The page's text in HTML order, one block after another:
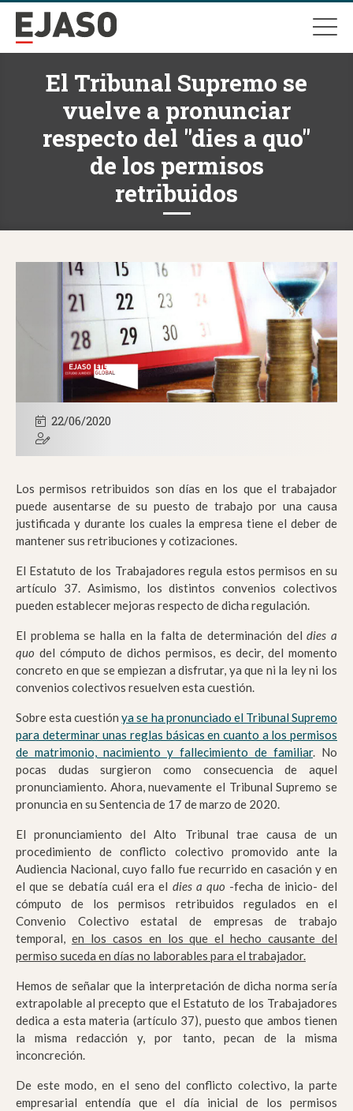
El Tribunal Supremo se
vuelve a pronunciar
respecto del "dies a quo"
de los permisos
retribuidos
22/06/2020
Los permisos retribuidos son días en los que el trabajador
puede ausentarse de su puesto de trabajo por una causa
justificada y durante los cuales la empresa tiene el deber de
mantener sus retribuciones y cotizaciones.
El Estatuto de los Trabajadores regula estos permisos en su
artículo 37. Asimismo, los distintos convenios colectivos
pueden establecer mejoras respecto de dicha regulación.
El problema se halla en la falta de determinación deldies a
quo del cómputo de dichos permisos, es decir, del momento
concreto en que se empiezan a disfrutar, ya que ni la ley ni los
convenios colectivos resuelven esta cuestión.
Sobre esta cuestiónya se ha pronunciado el Tribunal Supremo
para determinar unas reglas básicas en cuanto a los permisos
de matrimonio, nacimiento y fallecimiento de familiar. No
pocas dudas surgieron como consecuencia de aquel
pronunciamiento. Ahora, nuevamente el Tribunal Supremo se
pronuncia en su Sentencia de 17 de marzo de 2020.
El pronunciamiento del Alto Tribunal trae causa de un
procedimiento de conflicto colectivo promovido ante la
Audiencia Nacional, cuyo fallo fue recurrido en casación y en
el que se debatía cuál era el dies a quo -fecha de inicio- del
cómputo de los permisos retribuidos regulados en el
Convenio Colectivo estatal de empresas de trabajo
temporal, en los casos en los que el hecho causante del
permiso suceda en días no laborables para el trabajador.
Hemos de señalar que la interpretación de dicha norma sería
extrapolable al precepto que el Estatuto de los Trabajadores
dedica a esta materia (artículo 37), puesto que ambos tienen
la misma redacción y, por tanto, pecan de la misma
inconcreción.
De este modo, en el seno del conflicto colectivo, la parte
empresarial entendía que el día inicial de los permisos